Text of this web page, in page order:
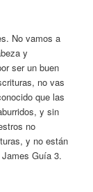
No vamos a
y
ser un buen
no vas
que las
y sin
no
y no están
Guía 3.